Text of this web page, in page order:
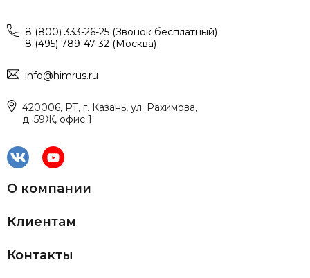
8 (800) 333-26-25 (Звонок бесплатный)
8 (495) 789-47-32 (Москва)
info@himrus.ru
420006, РТ, г. Казань, ул. Рахимова,
д. 59Ж, офис 1
О компании
Клиентам
Контакты